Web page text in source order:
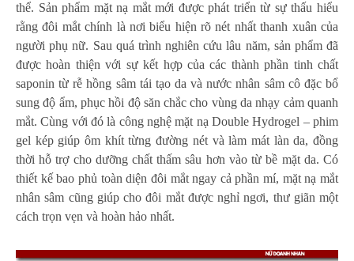
thể. Sản phẩm mặt nạ mắt mới được phát triển từ sự thấu hiểu
rằng đôi mắt chính là nơi biểu hiện rõ nét nhất thanh xuân của
người phụ nữ. Sau quá trình nghiên cứu lâu năm, sản phẩm đã
được hoàn thiện với sự kết hợp của các thành phần tinh chất
saponin từ rễ hồng sâm tái tạo da và nước nhân sâm cô đặc bổ
sung độ ẩm, phục hồi độ săn chắc cho vùng da nhạy cảm quanh
mắt. Cùng với đó là công nghệ mặt nạ Double Hydrogel – phim
gel kép giúp ôm khít từng đường nét và làm mát làn da, đồng
thời hỗ trợ cho dưỡng chất thấm sâu hơn vào từ bề mặt da. Có
thiết kế bao phủ toàn diện đôi mắt ngay cả phần mí, mặt nạ mắt
nhân sâm cũng giúp cho đôi mắt được nghỉ ngơi, thư giãn một
cách trọn vẹn và hoàn hảo nhất.